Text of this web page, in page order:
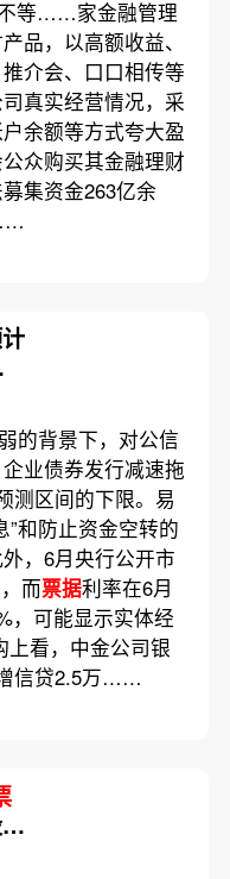
等……家金融管理
品，以高额收益、
介会、口口相传等
真实经营情况，采
余额等方式夸大盈
众购买其金融理财
集资金263亿余
的背景下，对公信
业债券发行减速拖
区间的下限。易
”和防止资金空转的
，6月央行公开市
而票据利率在6月
，可能显示实体经
上看，中金公司银
信贷2.5万……